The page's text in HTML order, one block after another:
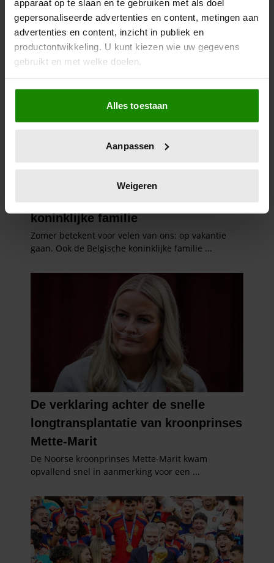
apparaat op te slaan en te gebruiken met als doel
gepersonaliseerde advertenties en content, metingen aan
advertenties en content, inzicht in publiek en
productontwikkeling. U kunt kiezen wie uw gegevens
gebruikt en met welke doelen.
Als u het toestaat, willen we ook graag:
Informatie verzamelen over uw geografische
locatie, die tot een paar meter nauwkeurig kan zijn
scannen op specifieke eigenschappen (fingerprinting)
verwerkt en stel uw voorkeuren in het
intrekken in de Cookieverklaring.
We gebruiken cookies om content en advertenties te
personaliseren, om functies voor social media te bieden
en om ons websiteverkeer te analyseren. Ook delen we
informatie over uw gebruik van onze site met onze
partners voor social media, adverteren en analyse. Deze
partners kunnen deze gegevens combineren met andere
informatie die u aan ze heeft verstrekt of die ze hebben
verzameld op basis van uw gebruik van hun services. U
gaat akkoord met onze cookies als u onze website blijft
gebruiken.
Alles toestaan
Aanpassen
Weigeren